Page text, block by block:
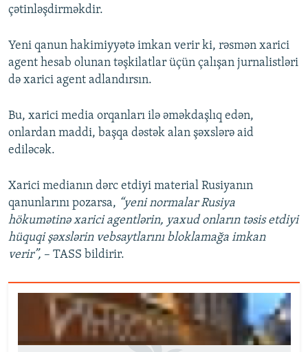
çətinləşdirməkdir.
Yeni qanun hakimiyyətə imkan verir ki, rəsmən xarici
agent hesab olunan təşkilatlar üçün çalışan jurnalistləri
də xarici agent adlandırsın.
Bu, xarici media orqanları ilə əməkdaşlıq edən,
onlardan maddi, başqa dəstək alan şəxslərə aid
ediləcək.
Xarici medianın dərc etdiyi material Rusiyanın
qanunlarını pozarsa, “yeni normalar Rusiya
hökumətinə xarici agentlərin, yaxud onların təsis etdiyi
hüquqi şəxslərin vebsaytlarını bloklamağa imkan
verir”, – TASS bildirir.